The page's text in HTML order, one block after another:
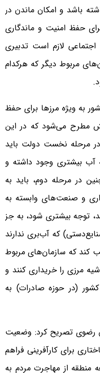
باشد و امکان ماندن در
حفظ امنیت و ماندگاری
لازم است تدبیری
مربوط دیگر که هرکدام
به ویژه مرزها برای حفظ
مطرح می‌شود که در این
در مرحله نخست دولت باید
آب بیشتری وجود داشته و
در مرحله دوم، باید به
و صنعت‌های وابسته به
توجه بیشتری شود، به جز
که آب‌بری ندارند
که سازمان‌های مربوط
مرزی را خریداری کنند و
(در حوزه صادرات) به
رضوی تصریح کرد: وضعیت
برای کارآفرینی فراهم
منطقه از مهاجرت مردم به